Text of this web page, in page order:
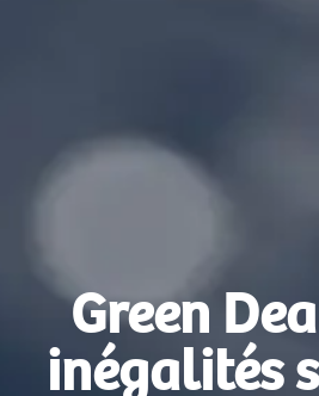
Green
inégalités